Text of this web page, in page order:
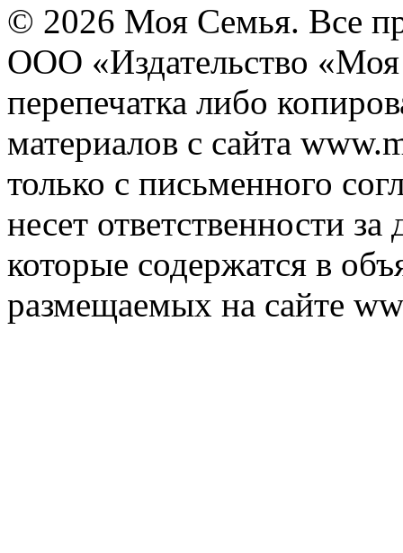
© 2026 Моя Семья. Все
ООО «Издательство
перепечатка либо
материалов с сайта
только с письменного
несет ответственности
которые содержатся в
размещаемых на сайте